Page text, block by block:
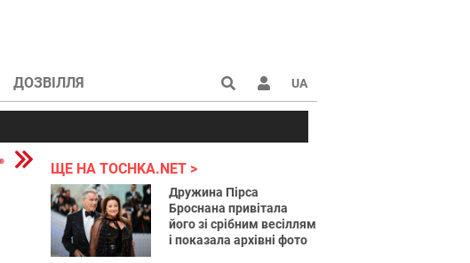
ДОЗВІЛЛЯ UA
Війна в Україні 2022
ЩЕ НА TOCHKA.NET
Дружина Пірса
Броснана привітала
його зі срібним весіллям
і показала архівні фото